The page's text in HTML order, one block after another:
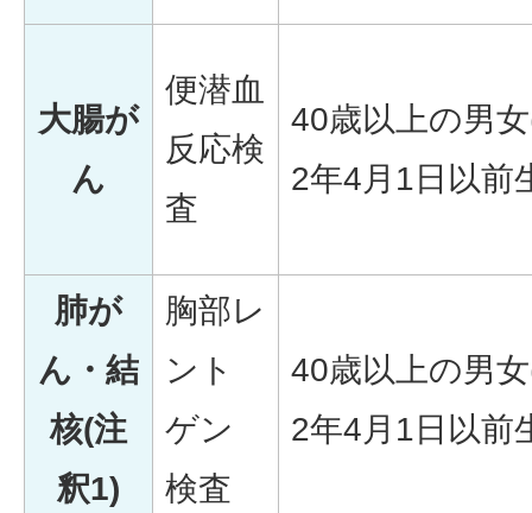
大腸が
ん
便潜血
反応検
査
40歳以上の男
2年4月1日以前
肺が
ん・結
核(注
釈1)
胸部レ
ント
ゲン
検査
40歳以上の男
2年4月1日以前